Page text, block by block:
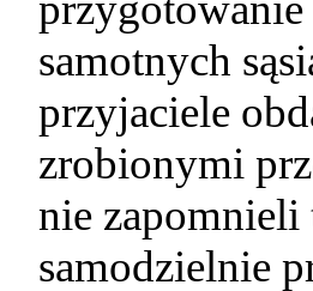
samotnych
przyjaciele
zrobionymi
nie zapomnieli
samodzielnie